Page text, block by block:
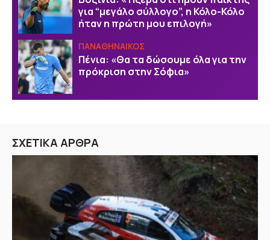
για “μεγάλο σύλλογο”, η Κόλο-Κόλο
ήταν η πρώτη μου επιλογή»
ΠΑΝΑΘΗΝΑΙΚΟΣ
Πένια: «Θα τα δώσουμε όλα για την
πρόκριση στην Σόφια»
ΣΧΕΤΙΚΑ ΑΡΘΡΑ